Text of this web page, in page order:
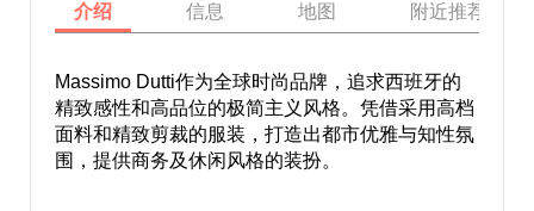
介绍 信息 地图 附近推荐景点
Massimo Dutti作为全球时尚品牌，追求西班牙的
精致感性和高品位的极简主义风格。凭借采用高档
面料和精致剪裁的服装，打造出都市优雅与知性氛
围，提供商务及休闲风格的装扮。